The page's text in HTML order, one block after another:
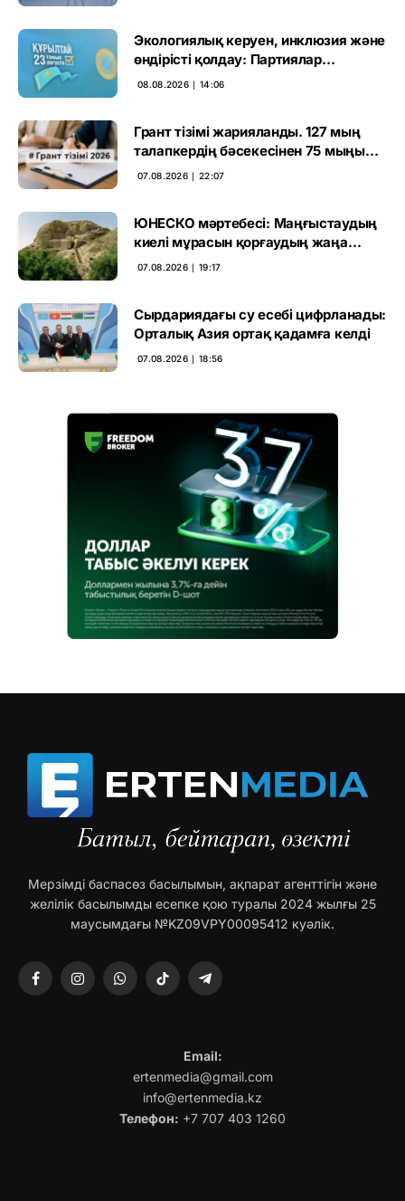
Экологиялық керуен, инклюзия және
өндірісті қолдау: Партиялар
өңірлерде қандай мәселе көтерді
08.08.2026 ∣ 14:06
Грант тізімі жарияланды. 127 мың
талапкердің бәсекесінен 75 мыңы
өтті
07.08.2026 ∣ 22:07
ЮНЕСКО мәртебесі: Маңғыстаудың
киелі мұрасын қорғаудың жаңа
кезеңі басталды
07.08.2026 ∣ 19:17
Сырдариядағы су есебі цифрланады:
Орталық Азия ортақ қадамға келді
07.08.2026 ∣ 18:56
Мерзімді баспасөз басылымын, ақпарат агенттігін және
желілік басылымды есепке қою туралы 2024 жылғы 25
маусымдағы №KZ09VPY00095412 куәлік.
FacebookInstagramWhatsAppTikTok Telegram
Email:
ertenmedia@gmail.com
info@ertenmedia.kz
Телефон: +7 707 403 1260